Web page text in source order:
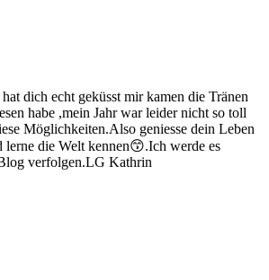
dich echt geküsst mir kamen die Tränen
habe ,mein Jahr war leider nicht so toll
Möglichkeiten.Also geniesse dein Leben
lerne die Welt kennen😙.Ich werde es
verfolgen.LG Kathrin